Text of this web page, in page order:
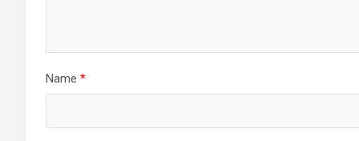
Name *